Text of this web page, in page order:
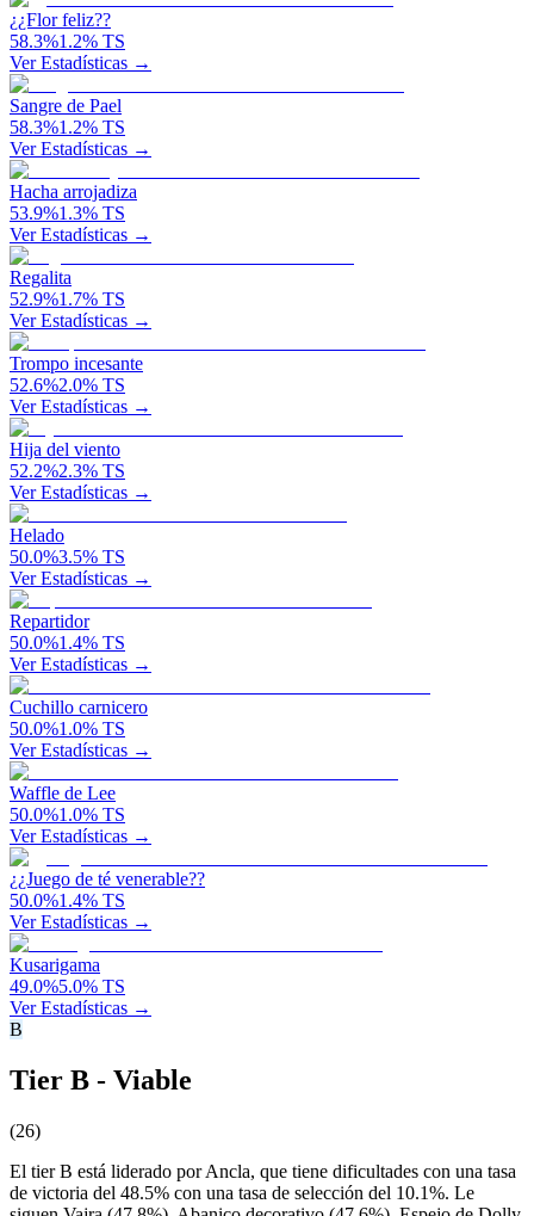
¿¿Flor feliz??
58.3%1.2% TS
Ver Estadísticas →
Sangre de Pael
58.3%1.2% TS
Ver Estadísticas →
Hacha arrojadiza
53.9%1.3% TS
Ver Estadísticas →
Regalita
52.9%1.7% TS
Ver Estadísticas →
Trompo incesante
52.6%2.0% TS
Ver Estadísticas →
Hija del viento
52.2%2.3% TS
Ver Estadísticas →
Helado
50.0%3.5% TS
Ver Estadísticas →
Repartidor
50.0%1.4% TS
Ver Estadísticas →
Cuchillo carnicero
50.0%1.0% TS
Ver Estadísticas →
Waffle de Lee
50.0%1.0% TS
Ver Estadísticas →
¿¿Juego de té venerable??
50.0%1.4% TS
Ver Estadísticas →
Kusarigama
49.0%5.0% TS
Ver Estadísticas →
B
Tier B - Viable
(26)
El tier B está liderado por Ancla, que tiene dificultades con una tasa
de victoria del 48.5% con una tasa de selección del 10.1%. Le